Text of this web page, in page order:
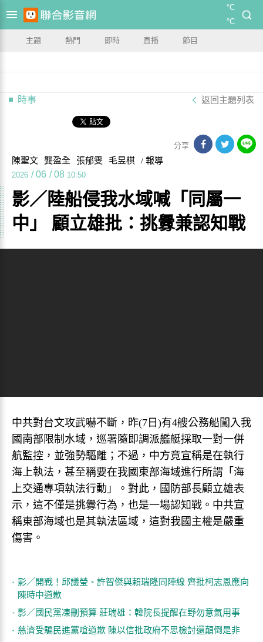
°C
°C
主題 熱門 即時 直播 節目
時事 返回主題列表
分享
陳聖文 龔盈全 張郁雯 毛昱棋 / 報導
2026 / 06 / 08 10:50
影／陸船侵我水域喊「同屬一
中」 顧立雄批：挑釁兼認知戰
中共對台文攻武嚇不斷，昨(7日)有4艘公務船闖入我
國南部限制水域，巡署隨即調派艦艇採取一對一併
航監控，並強勢驅離；不過，中方竟宣稱是在執行
海上執法，甚至稱要在我國東部海域進行所謂「海
上交通專項執法行動」。對此，國防部長顧立雄表
示，這不僅是挑釁行為，也是一場認知戰。中共宣
稱東部海域也是其執法區域，這對我國主權是嚴重
傷害。
影／開戰！邱議瑩、許智傑與賴瑞隆同陣線 齊批柯志恩應向
陳時中道歉
影／國民黨凍刪預算 莊瑞雄：韓院長提醒在野勿意氣用事
慈濟受騙民進黨嗆道歉 陳以信批政府不思檢討還顛倒是非